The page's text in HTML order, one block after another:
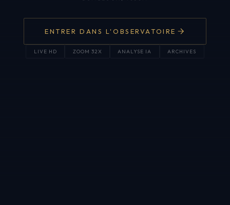
ENTRER DANS L'OBSERVATOIRE
LIVE HD ZOOM 32X ANALYSE IA ARCHIVES